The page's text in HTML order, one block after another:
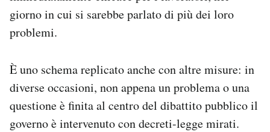
giorno in cui si sarebbe parlato di più dei loro
problemi.
È uno schema replicato anche con altre misure: in
diverse occasioni, non appena un problema o una
questione è finita al centro del dibattito pubblico il
governo è intervenuto con decreti-legge mirati.